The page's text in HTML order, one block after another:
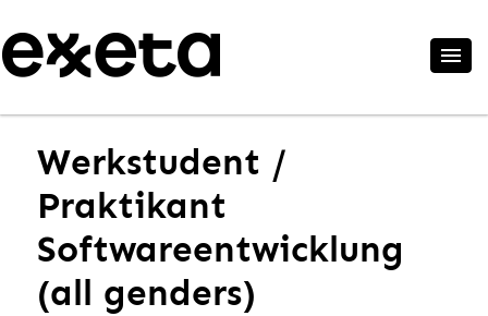
Werkstudent /
Praktikant
Softwareentwicklung
(all genders)